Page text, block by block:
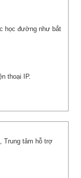
học đường như bắt
thoại IP.
Trung tâm hỗ trợ